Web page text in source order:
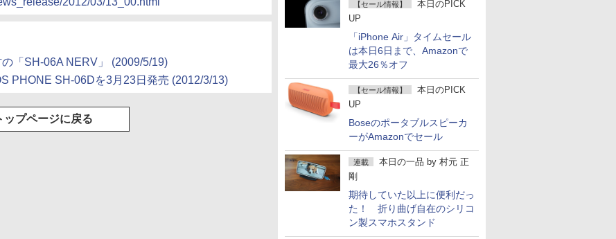
【セール情報】
本日のPICK
UP
「iPhone Air」タイムセール
は本日6日まで、Amazonで
最大26％オフ
【セール情報】
本日のPICK
UP
Boseのポータブルスピーカ
ーがAmazonでセール
連載 本日の一品 by 村元 正
剛
期待していた以上に便利だっ
た！ 折り曲げ自在のシリコ
ン製スマホスタンド
「SH-06A NERV」
(2009/5/19)
PHONE SH-06Dを3月23日発売 (2012/3/13)
ップページに戻る